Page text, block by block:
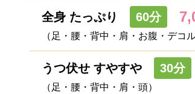
全身 たっぷり 60分
（足・腰・背中・肩・お腹・デコ
うつ伏せ すやすや 30分
（足・腰・背中・肩・頭）